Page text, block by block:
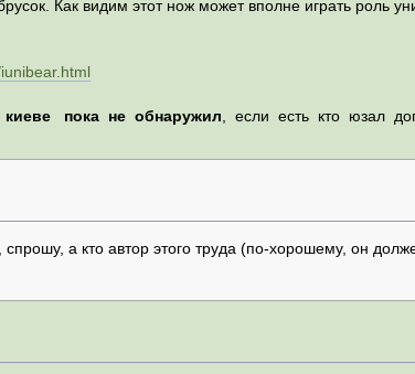
Как видим этот нож может вполне играть роль
пока не обнаружил , если есть кто юзал
спрошу, а кто автор этого труда (по-хорошему, он